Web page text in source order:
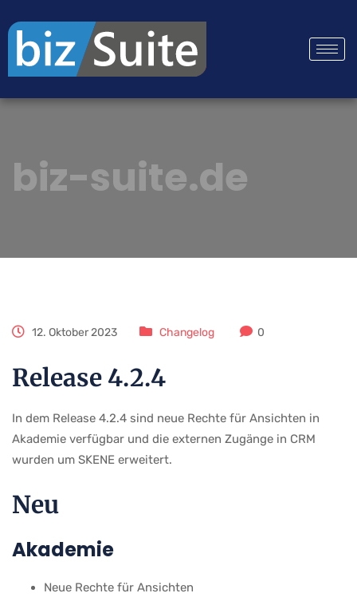
biz-suite.de
12. Oktober 2023 Changelog 0
Release 4.2.4
In dem Release 4.2.4 sind neue Rechte für Ansichten in
Akademie verfügbar und die externen Zugänge in CRM
wurden um SKENE erweitert.
Neu
Akademie
Neue Rechte für Ansichten